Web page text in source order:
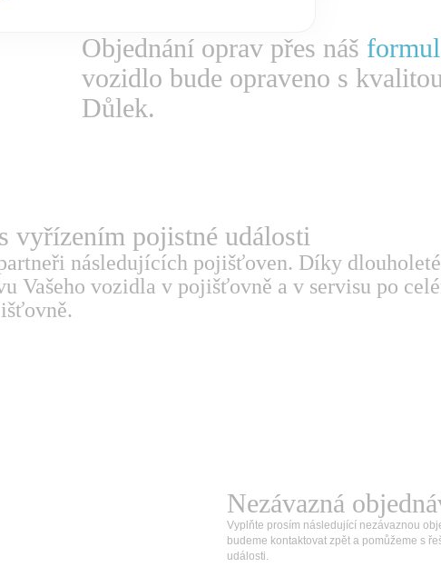
Objednání oprav přes náš
vozidlo bude opraveno s
Důlek.
vyřízením pojistné události
následujících pojišťoven. Díky
Vašeho vozidla v pojišťovně a v servisu po
Nezávazná
Vyplňte prosím následující nezávaznou
budeme kontaktovat zpět a pomůžeme s
události.